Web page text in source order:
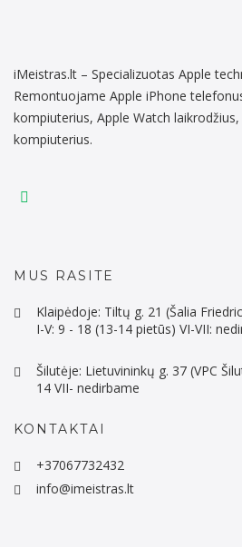
iMeistras.lt – Specializuotas Apple
Remontuojame Apple iPhone
kompiuterius, Apple Watch
kompiuterius.
MUS RASITE
Klaipėdoje: Tiltų g. 21 (Šalia
I-V: 9 - 18 (13-14 pietūs) VI-VII:
Šilutėje: Lietuvininkų g. 37 (VPC
14 VII- nedirbame
KONTAKTAI
+37067732432
info@imeistras.lt